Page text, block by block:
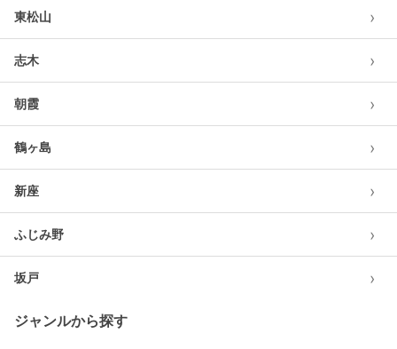
東松山 ›
志木 ›
朝霞 ›
鶴ヶ島 ›
新座 ›
ふじみ野 ›
坂戸 ›
ジャンルから探す